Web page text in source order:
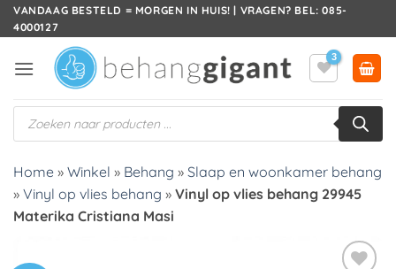
Ga
naar
VANDAAG BESTELD = MORGEN IN HUIS! | VRAGEN? BEL: 085-
4000127
Producten
zoeken
Home » Winkel » Behang » Slaap en woonkamer behang
» Vinyl op vlies behang » Vinyl op vlies behang 29945
Materika Cristiana Masi